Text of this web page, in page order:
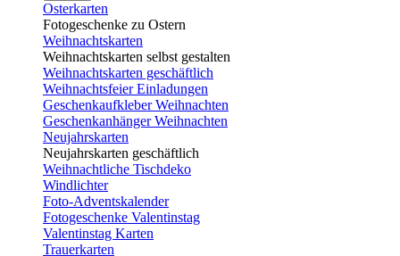
Osterkarten
Fotogeschenke zu Ostern
Weihnachtskarten
Weihnachtskarten selbst gestalten
Weihnachtskarten geschäftlich
Weihnachtsfeier Einladungen
Geschenkaufkleber Weihnachten
Geschenkanhänger Weihnachten
Neujahrskarten
Neujahrskarten geschäftlich
Weihnachtliche Tischdeko
Windlichter
Foto-Adventskalender
Fotogeschenke Valentinstag
Valentinstag Karten
Trauerkarten